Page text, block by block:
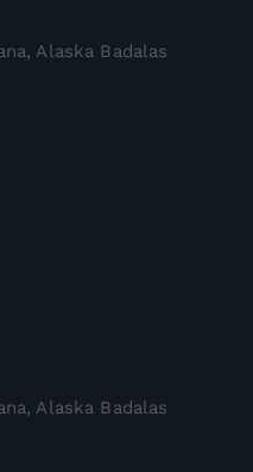
Alaska Badalas
Alaska Badalas